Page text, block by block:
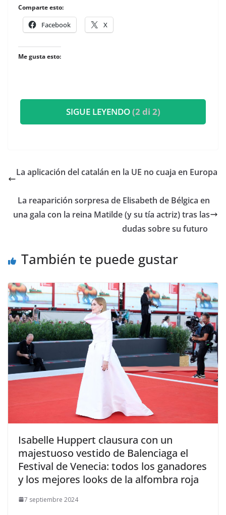
Comparte esto:
Facebook X
Me gusta esto:
SIGUE LEYENDO(2 di 2)
La aplicación del catalán en la UE no cuaja en Europa
​La reaparición sorpresa de Elisabeth de Bélgica en
una gala con la reina Matilde (y su tía actriz) tras las
dudas sobre su futuro
También te puede gustar
​Isabelle Huppert clausura con un
majestuoso vestido de Balenciaga el
Festival de Venecia: todos los ganadores
y los mejores looks de la alfombra roja
7 septiembre 2024